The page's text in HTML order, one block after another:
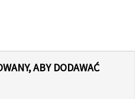
ABY DODAWAĆ